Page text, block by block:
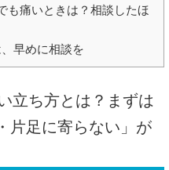
も痛いときは？相談したほ
早めに相談を
立ち方とは？まずは
片足に寄らない」が